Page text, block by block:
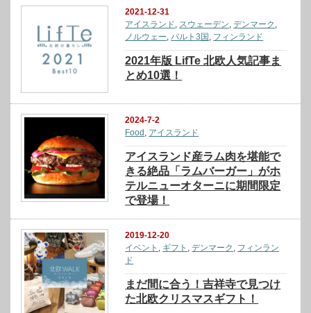
2021-12-31
アイスランド
スウェーデン ,デンマーク
ノルウェー バルト3国 フィンランド
2021年版 LifTe 北欧人気記事ま
とめ10選！
2024-7-2
Food , アイスランド
アイスランド産ラム肉を堪能で
きる絶品「ラムバーガー」がホ
テルニューオターニに期間限定
で登場！
2019-12-20
イベント , ギフト ,デンマーク , フィンラン
ド
まだ間に合う！吉祥寺で見つけ
た北欧クリスマスギフト！